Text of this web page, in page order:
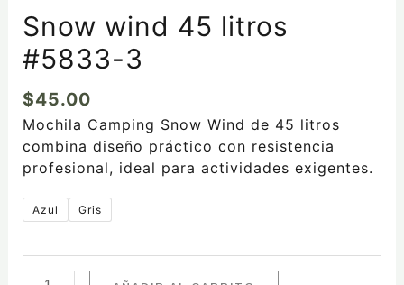
Snow wind 45 litros
#5833-3
$45.00
Mochila Camping Snow Wind de 45 litros
combina diseño práctico con resistencia
profesional, ideal para actividades exigentes.
Azul Gris